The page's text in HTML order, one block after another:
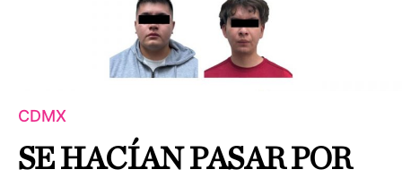
CDMX
SE HACÍAN PASAR POR